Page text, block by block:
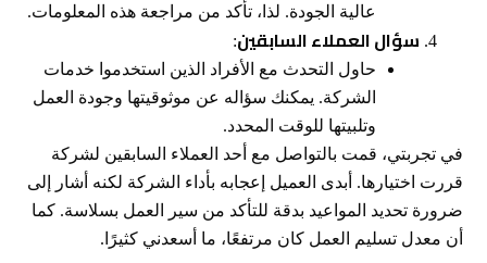
عالية الجودة. لذا، تأكد من مراجعة هذه المعلومات.
سؤال العملاء السابقين:
حاول التحدث مع الأفراد الذين استخدموا خدمات
الشركة. يمكنك سؤاله عن موثوقيتها وجودة العمل
وتلبيتها للوقت المحدد.
في تجربتي، قمت بالتواصل مع أحد العملاء السابقين لشركة
قررت اختيارها. أبدى العميل إعجابه بأداء الشركة لكنه أشار إلى
ضرورة تحديد المواعيد بدقة للتأكد من سير العمل بسلاسة. كما
أن معدل تسليم العمل كان مرتفعًا، ما أسعدني كثيرًا.